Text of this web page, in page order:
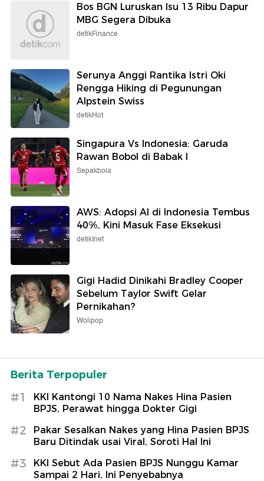
Bos BGN Luruskan Isu 13 Ribu Dapur
MBG Segera Dibuka
detikFinance
Serunya Anggi Rantika Istri Oki
Rengga Hiking di Pegunungan
Alpstein Swiss
detikHot
Singapura Vs Indonesia: Garuda
Rawan Bobol di Babak I
Sepakbola
AWS: Adopsi AI di Indonesia Tembus
40%, Kini Masuk Fase Eksekusi
detikInet
Gigi Hadid Dinikahi Bradley Cooper
Sebelum Taylor Swift Gelar
Pernikahan?
Wolipop
Berita Terpopuler
#1
KKI Kantongi 10 Nama Nakes Hina Pasien
BPJS, Perawat hingga Dokter Gigi
#2
Pakar Sesalkan Nakes yang Hina Pasien BPJS
Baru Ditindak usai Viral, Soroti Hal Ini
#3
KKI Sebut Ada Pasien BPJS Nunggu Kamar
Sampai 2 Hari, Ini Penyebabnya